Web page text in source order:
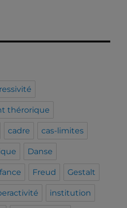
thérorique
cadre cas-limites
Danse
Freud Gestalt
institution